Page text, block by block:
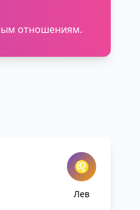
отношениям.
♌
Лев